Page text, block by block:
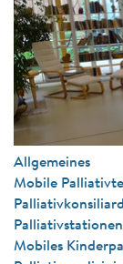
Allgemeines
Mobile
Mobiles